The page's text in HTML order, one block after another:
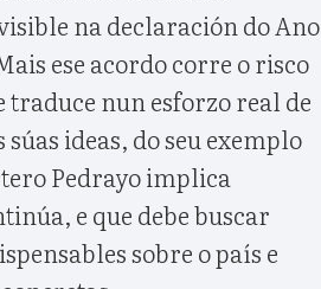
na declaración do Ano
ese acordo corre o risco
traduce nun esforzo real de
ideas, do seu exemplo
Pedrayo implica
e que debe buscar
sobre o país e